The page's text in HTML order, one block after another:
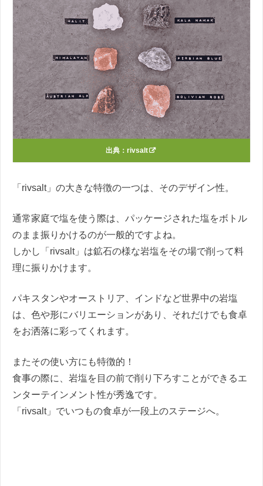
出典： rivsalt
「rivsalt」の大きな特徴の一つは、そのデザイン性。
通常家庭で塩を使う際は、パッケージされた塩をボトル
のまま振りかけるのが一般的ですよね。
しかし「rivsalt」は鉱石の様な岩塩をその場で削って料
理に振りかけます。
パキスタンやオーストリア、インドなど世界中の岩塩
は、色や形にバリエーションがあり、それだけでも食卓
をお洒落に彩ってくれます。
またその使い方にも特徴的！
食事の際に、岩塩を目の前で削り下ろすことができるエ
ンターテインメント性が秀逸です。
「rivsalt」でいつもの食卓が一段上のステージへ。